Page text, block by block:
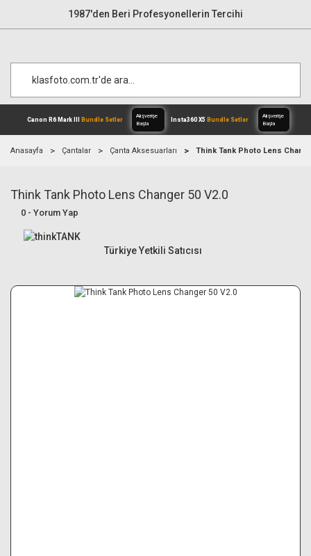
1987'den Beri Profesyonellerin Tercihi
Canon R6 Mark III Bundle Setler
Alışverişe
Anasayfa Çantalar Çanta Aksesuarları Think Tank Photo Lens
Think Tank Photo Lens Changer 50 V2.0
0 - Yorum Yap
Türkiye Yetkili Satıcısı